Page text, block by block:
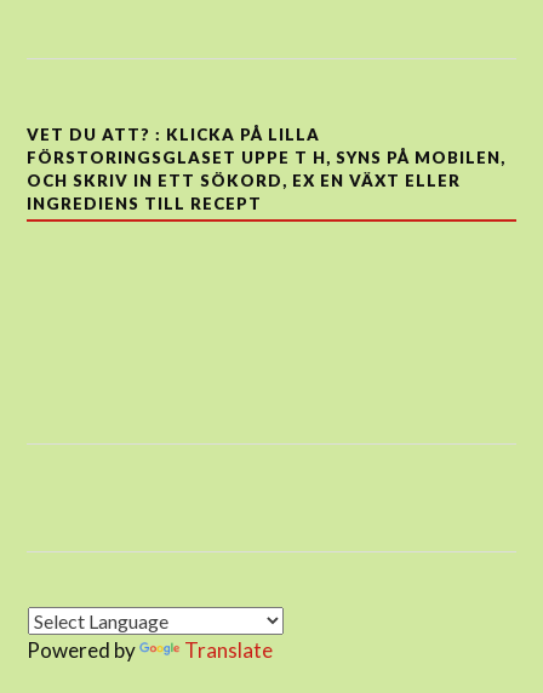
VET DU ATT? : KLICKA PÅ LILLA
FÖRSTORINGSGLASET UPPE T H, SYNS PÅ MOBILEN,
OCH SKRIV IN ETT SÖKORD, EX EN VÄXT ELLER
INGREDIENS TILL RECEPT
Powered by Translate